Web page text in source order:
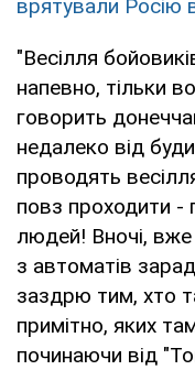
врятували Росію
"Весілля
напевно, тільки
говорить
недалеко від
проводять
повз проходити -
людей! Вночі, вже
з автоматів
заздрю тим, хто
примітно, яких
починаючи від